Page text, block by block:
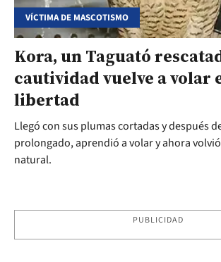
VÍCTIMA DE MASCOTISMO
Kora, un Taguató
cautividad vuelve a volar
libertad
Llegó con sus plumas cortadas y después
prolongado, aprendió a volar y ahora
natural.
PUBLICIDAD